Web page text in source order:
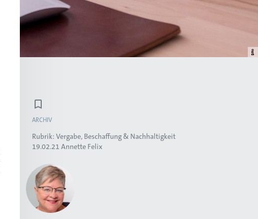
ARCHIV
Rubrik: Vergabe, Beschaffung & Nachhaltigkeit
19.02.21 Annette Felix